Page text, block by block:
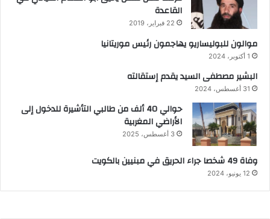
القاعدة
22 فبراير، 2019
موالون للبوليساريو يهاجمون رئيس موريتانيا
1 أكتوبر، 2024
البشير مصطفى السيد يقدم إستقالته
31 أغسطس، 2024
حوالي 40 ألف من طالبي التأشيرة للدخول إلى
الأراضي المغربية
3 أغسطس، 2025
وفاة 49 شخصا جراء الحريق في مبنيين بالكويت
12 يونيو، 2024